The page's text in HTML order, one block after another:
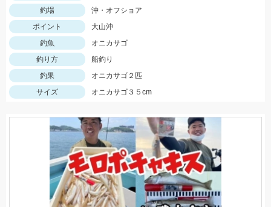
釣場
沖・オフショア
ポイント
大山沖
釣魚
オニカサゴ
釣り方
船釣り
釣果
オニカサゴ２匹
サイズ
オニカサゴ３５cm